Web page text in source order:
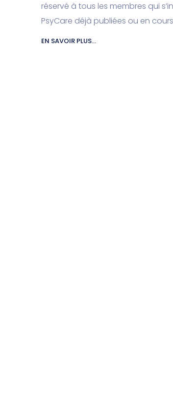
réservé à tous les membres qui
PsyCare déjà publiées ou en
EN SAVOIR PLUS...